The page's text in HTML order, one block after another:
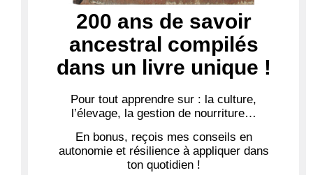
200 ans de savoir
ancestral compilés
dans un livre unique !
Pour tout apprendre sur : la culture,
l’élevage, la gestion de nourriture…
En bonus, reçois mes conseils en
autonomie et résilience à appliquer dans
ton quotidien !